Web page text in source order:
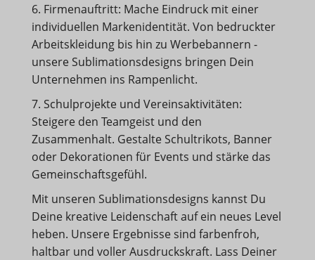
6. Firmenauftritt: Mache Eindruck mit einer
individuellen Markenidentität. Von bedruckter
Arbeitskleidung bis hin zu Werbebannern -
unsere Sublimationsdesigns bringen Dein
Unternehmen ins Rampenlicht.
7. Schulprojekte und Vereinsaktivitäten:
Steigere den Teamgeist und den
Zusammenhalt. Gestalte Schultrikots, Banner
oder Dekorationen für Events und stärke das
Gemeinschaftsgefühl.
Mit unseren Sublimationsdesigns kannst Du
Deine kreative Leidenschaft auf ein neues Level
heben. Unsere Ergebnisse sind farbenfroh,
haltbar und voller Ausdruckskraft. Lass Deiner